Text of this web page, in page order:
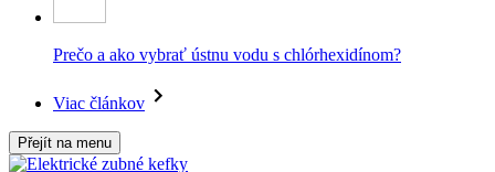
Prečo a ako vybrať ústnu vodu s chlórhexidínom?
Viac článkov
Přejít na menu